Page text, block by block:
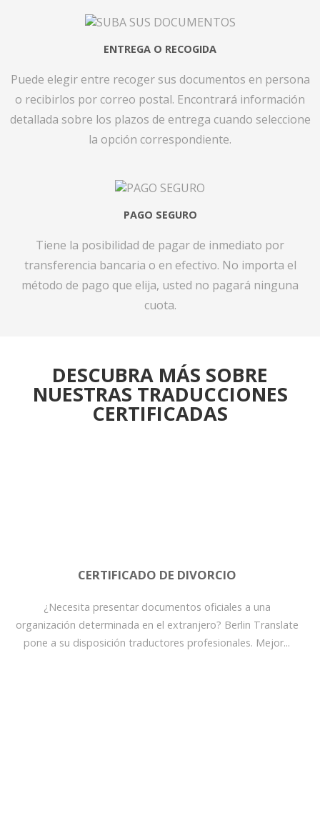
ENTREGA O RECOGIDA
Puede elegir entre recoger sus documentos en persona
o recibirlos por correo postal. Encontrará información
detallada sobre los plazos de entrega cuando seleccione
la opción correspondiente.
PAGO SEGURO
Tiene la posibilidad de pagar de inmediato por
transferencia bancaria o en efectivo. No importa el
método de pago que elija, usted no pagará ninguna
cuota.
DESCUBRA MÁS SOBRE
NUESTRAS TRADUCCIONES
CERTIFICADAS
CERTIFICADO DE DIVORCIO
¿Necesita presentar documentos oficiales a una
organización determinada en el extranjero? Berlin Translate
pone a su disposición traductores profesionales. Mejor...